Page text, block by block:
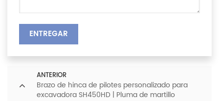
ENTREGAR
ANTERIOR
Brazo de hinca de pilotes personalizado para
excavadora SH450HD | Pluma de martillo